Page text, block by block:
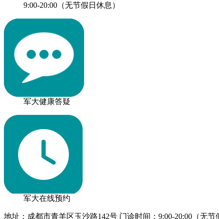
9:00-20:00（无节假日休息）
军大健康答疑
军大在线预约
地址：成都市青羊区玉沙路142号 门诊时间：9:00-20:00（无节